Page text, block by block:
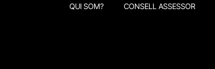
QUI SOM? CONSELL ASSESSOR